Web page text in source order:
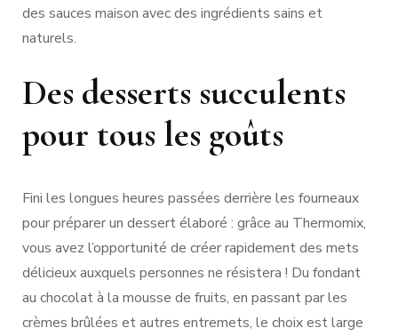
des sauces maison avec des ingrédients sains et
naturels.
Des desserts succulents
pour tous les goûts
Fini les longues heures passées derrière les fourneaux
pour préparer un dessert élaboré : grâce au Thermomix,
vous avez l’opportunité de créer rapidement des mets
délicieux auxquels personnes ne résistera ! Du fondant
au chocolat à la mousse de fruits, en passant par les
crèmes brûlées et autres entremets, le choix est large